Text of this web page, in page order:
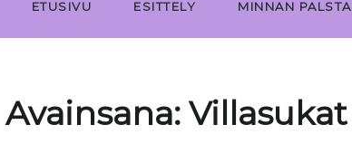
ETUSIVU ESITTELY MINNAN PALSTA
Avainsana: Villasukat